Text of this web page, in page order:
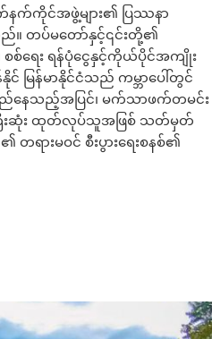
က်ကိုင်အဖွဲ့များ၏ ပြဿနာ
တပ်မတော်နှင့်၎င်းတို့၏
စစ်ရေး ရန်ပုံငွေနှင့်ကိုယ်ပိုင်အကျိုး
ြန်မာနိုင်ငံသည် ကမ္ဘာပေါ်တွင်
ည်နေသည့်အပြင်၊ မက်သာဖက်တမင်း
ြီးဆုံး ထုတ်လုပ်သူအဖြစ် သတ်မှတ်
ရားမဝင် စီးပွားရေးစနစ်၏